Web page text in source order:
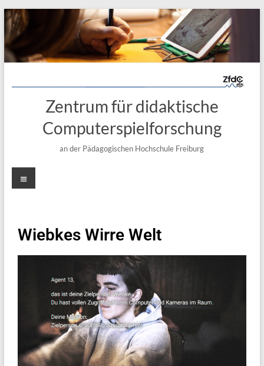
Zentrum für didaktische
Computerspielforschung
an der Pädagogischen Hochschule Freiburg
Wiebkes Wirre Welt